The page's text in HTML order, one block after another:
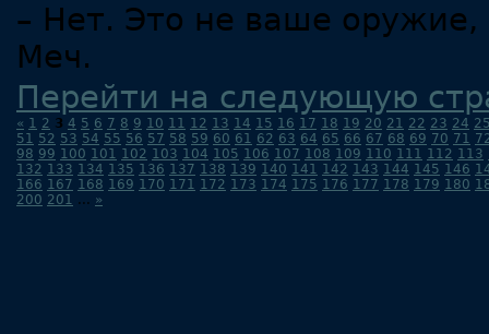
– Нет. Это не ваше оружие,
Меч.
Перейти на следующую
« 1 2 3 4 5 6 7 8 9 10 11 12 13 14 15 16 17 18 19 20 21 22 23 24
51 52 53 54 55 56 57 58 59 60 61 62 63 64 65 66 67 68 69 70 71
98 99 100 101 102 103 104 105 106 107 108 109 110 111 112 113
132 133 134 135 136 137 138 139 140 141 142 143 144 145 146
166 167 168 169 170 171 172 173 174 175 176 177 178 179 180
200 201 ... »